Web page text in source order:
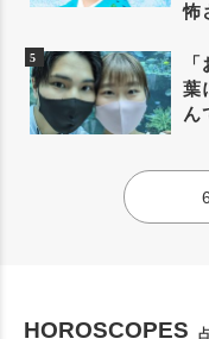
怖
葉
ん
HOROSCOPES